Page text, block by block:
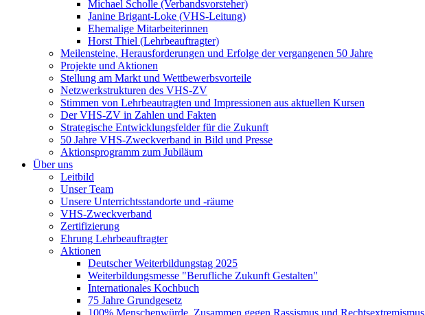
Michael Scholle (Verbandsvorsteher)
Janine Brigant-Loke (VHS-Leitung)
Ehemalige Mitarbeiterinnen
Horst Thiel (Lehrbeauftragter)
Meilensteine, Herausforderungen und Erfolge der vergangenen 50 Jahre
Projekte und Aktionen
Stellung am Markt und Wettbewerbsvorteile
Netzwerkstrukturen des VHS-ZV
Stimmen von Lehrbeautragten und Impressionen aus aktuellen Kursen
Der VHS-ZV in Zahlen und Fakten
Strategische Entwicklungsfelder für die Zukunft
50 Jahre VHS-Zweckverband in Bild und Presse
Aktionsprogramm zum Jubiläum
Über uns
Leitbild
Unser Team
Unsere Unterrichtsstandorte und -räume
VHS-Zweckverband
Zertifizierung
Ehrung Lehrbeauftragter
Aktionen
Deutscher Weiterbildungstag 2025
Weiterbildungsmesse "Berufliche Zukunft Gestalten"
Internationales Kochbuch
75 Jahre Grundgesetz
100% Menschenwürde. Zusammen gegen Rassismus und Rechtsextremismus